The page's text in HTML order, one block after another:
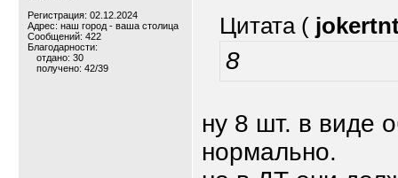
Регистрация: 02.12.2024
Адрес: наш город - ваша столица
Сообщений: 422
Благодарности:
отдано: 30
получено: 42/39
Цитата (
8
ну 8 шт. в виде
нормально.